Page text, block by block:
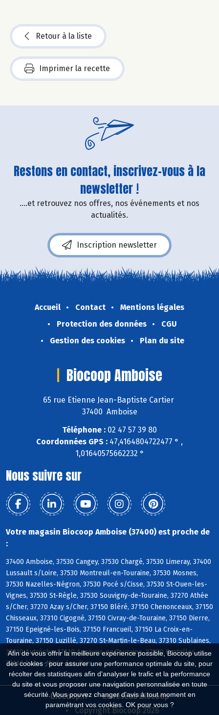
Afin de vous offrir la meilleure expérience possible, Biocoop utilise
des cookies : pour assurer une performance optimale du site, pour
récolter des statistiques afin d'analyser le trafic et la performance
du site et vous proposer une navigation personnalisée en toute
sécurité. Vous pouvez changer d'avis à tout moment en
paramétrant vos cookies. OK pour vous ?
Retour à la liste
Imprimer la recette
Restons en contact, inscrivez-vous à la
newsletter !
....et retrouvez nos offres, nos événements et nos
actualités.
Inscription newsletter
Accueil Contact
Mentions légales
Protection des données
CGU
Gestion des cookies
Plan du site
Biocoop Amboise
65 rue Etienne Jean-Baptiste Cartier
37400 Amboise
Téléphone : 02 47 57 39 80
Coordonnées GPS : 47,4164804722477 ° ,
1,01640575662232 °
Nous suivre sur
Votre magasin Biocoop Amboise (37400) est proche de
:
37400 Amboise, 37530 Cangey, 37530 Chargé, 37530 Limeray, 37400
Lussault s/Loire, 37530 Montreuil-en-Touraine, 37530 Mosnes,
37530 Nazelles-Négron, 37530 Pocé s/Cisse, 37530 St-Ouen-les-
Vignes, 37530 St-Règle, 37530 Souvigny-de-Touraine, 37270 Athée
s/Cher, 37270 Azay s/Cher, 37150 Bléré, 37150 Chenonceaux, 37150
Chisseaux, 37310 Cigogné, 37150 Civray-de-Touraine, 37150 Dierre,
37150 Epeigné-les-Bois, 37150 Francueil, 37150 La Croix-en-
Touraine, 37150 Luzillé, 37270 St-Martin-le-Beau, 37310 Sublaines,
37110 Autrèche, 37110 Auzouer-en-Touraine, 37380 Crotelles,
37110 Dame-Marie-les-Bois
Biocoop.fr
Le réseau Biocoop
Copyright Biocoop 2026